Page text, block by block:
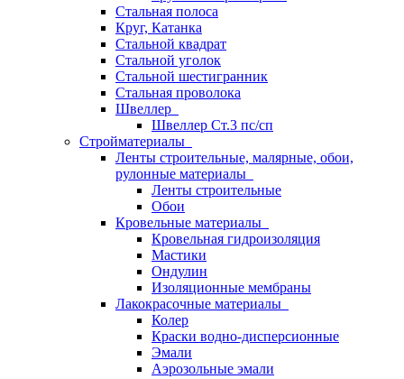
Стальная полоса
Круг, Катанка
Стальной квадрат
Стальной уголок
Стальной шестигранник
Стальная проволока
Швеллер
Швеллер Ст.3 пс/сп
Стройматериалы
Ленты строительные, малярные, обои,
рулонные материалы
Ленты строительные
Обои
Кровельные материалы
Кровельная гидроизоляция
Мастики
Ондулин
Изоляционные мембраны
Лакокрасочные материалы
Колер
Краски водно-дисперсионные
Эмали
Аэрозольные эмали